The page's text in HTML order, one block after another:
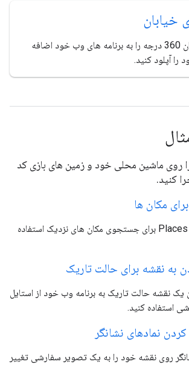
خیابان
تصاویر نمای خیابان 360 درجه را به برنامه های وب خود اضافه
را آپلود کنید.
روی ماشین محلی خود و زمین های بازی کد
کنید.
مکان ها
از کتابخانه Places برای جستجوی مکان های نزدیک استفاده
به نقشه برای حالت تاریک
یک نقشه حالت تاریک به برنامه وب خود از استایل
استفاده کنید.
نمادهای نشانگر
روی نقشه خود را به یک تصویر سفارشی تغییر